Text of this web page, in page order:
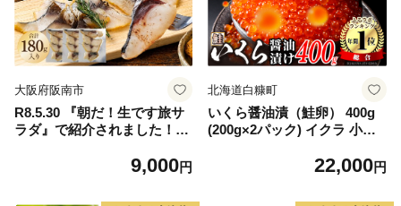
大阪府阪南市
R8.5.30 『朝だ！生です旅サ
ラダ』で紹介されました！朝
生ハム ×3パック（1パックあ
9,000円
北海道白糠町
いくら醤油漬（鮭卵） 400g
(200g×2パック) イクラ 小分
くら醤油漬け 鮭 鮭卵 ikura
22,000円